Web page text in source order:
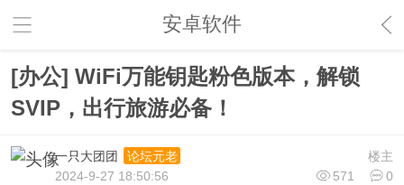
安卓软件
[办公] WiFi万能钥匙粉色版本，解锁
SVIP，出行旅游必备！
楼主
一只大团团
论坛元老
571
0
2024-9-27 18:50:56